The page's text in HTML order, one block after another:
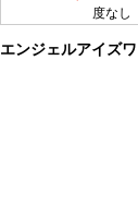
度なし
エンジェルアイズ